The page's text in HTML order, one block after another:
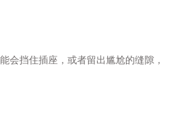
挡住插座，或者留出尴尬的缝隙，